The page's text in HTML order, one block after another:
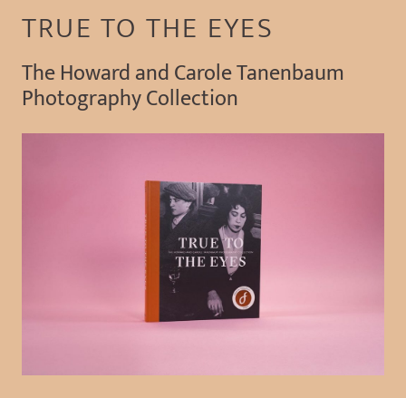
TRUE TO THE EYES
The Howard and Carole Tanenbaum
Photography Collection